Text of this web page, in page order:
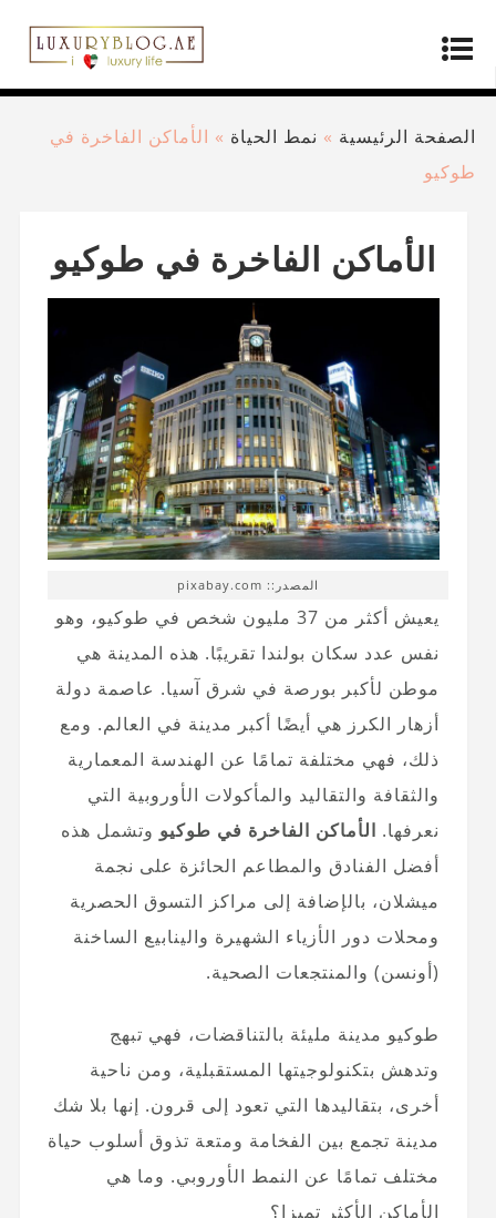
الصفحة الرئيسية » نمط الحياة » الأماكن الفاخرة في
طوكيو
الأماكن الفاخرة في طوكيو
المصدر:: pixabay.com
يعيش أكثر من 37 مليون شخص في طوكيو، وهو
نفس عدد سكان بولندا تقريبًا. هذه المدينة هي
موطن لأكبر بورصة في شرق آسيا. عاصمة دولة
أزهار الكرز هي أيضًا أكبر مدينة في العالم. ومع
ذلك، فهي مختلفة تمامًا عن الهندسة المعمارية
والثقافة والتقاليد والمأكولات الأوروبية التي
نعرفها. الأماكن الفاخرة في طوكيو وتشمل هذه
أفضل الفنادق والمطاعم الحائزة على نجمة
ميشلان، بالإضافة إلى مراكز التسوق الحصرية
ومحلات دور الأزياء الشهيرة والينابيع الساخنة
(أونسن) والمنتجعات الصحية.
طوكيو مدينة مليئة بالتناقضات، فهي تبهج
وتدهش بتكنولوجيتها المستقبلية، ومن ناحية
أخرى، بتقاليدها التي تعود إلى قرون. إنها بلا شك
مدينة تجمع بين الفخامة ومتعة تذوق أسلوب حياة
مختلف تمامًا عن النمط الأوروبي. وما هي
الأماكن الأكثر تميزا؟